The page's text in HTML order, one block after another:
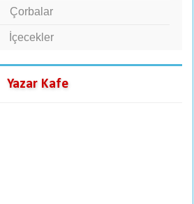
Çorbalar
İçecekler
Yazar Kafe